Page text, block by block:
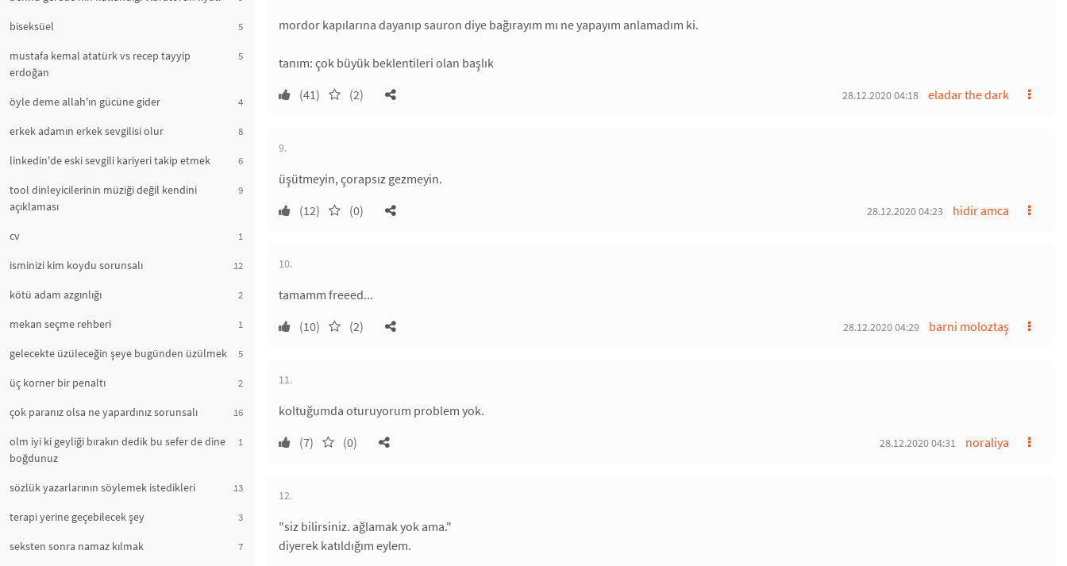
biseksüel 5
mustafa kemal atatürk vs recep tayyip
erdoğan
5
öyle deme allah'ın gücüne gider 4
erkek adamın erkek sevgilisi olur 8
linkedin'de eski sevgili kariyeri takip etmek 6
tool dinleyicilerinin müziği değil kendini
açıklaması
9
cv 1
isminizi kim koydu sorunsalı 12
kötü adam azgınlığı 2
mekan seçme rehberi 1
gelecekte üzüleceğin şeye bugünden üzülmek 5
üç korner bir penaltı 2
çok paranız olsa ne yapardınız sorunsalı 16
olm iyi ki geyliği bırakın dedik bu sefer de dine
boğdunuz
1
sözlük yazarlarının söylemek istedikleri 13
terapi yerine geçebilecek şey 3
seksten sonra namaz kılmak 7
mordor kapılarına dayanıp sauron diye bağırayım mı ne yapayım anlamadım ki.
tanım: çok büyük beklentileri olan başlık
(41)
(2) eladar the dark
28.12.2020 04:18
9.
üşütmeyin, çorapsız gezmeyin.
(12)
(0) hidir amca
28.12.2020 04:23
10.
tamamm freeed...
(10)
(2) barni moloztaş
28.12.2020 04:29
11.
koltuğumda oturuyorum problem yok.
(7)
(0) noraliya
28.12.2020 04:31
12.
"siz bilirsiniz. ağlamak yok ama."
diyerek katıldığım eylem.